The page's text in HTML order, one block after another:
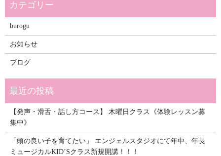
burogu
お知らせ
ブログ
【発声・滑舌・話し方コース】 木曜日クラス《体験レッスン募
集中》
「頭の良い子を育てたい」 エンジェルスタジオにて年中、年長
ミュージカルKID’Sクラス新規開講！！！